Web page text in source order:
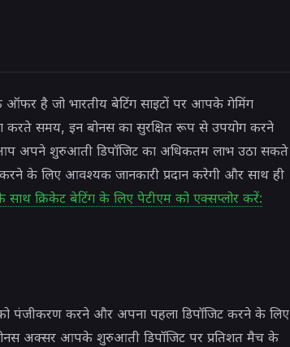
है जो भारतीय बेटिंग साइटों पर आपके गेमिंग
करते समय, इन बोनस का सुरक्षित रूप से उपयोग करने
अपने शुरुआती डिपॉजिट का अधिकतम लाभ उठा सकते
के लिए आवश्यक जानकारी प्रदान करेगी और साथ ही
के साथ क्रिकेट बेटिंग के लिए पेटीएम को एक्सप्लोर करें:
को पंजीकरण करने और अपना पहला डिपॉजिट करने के लिए
अक्सर आपके शुरुआती डिपॉजिट पर प्रतिशत मैच के